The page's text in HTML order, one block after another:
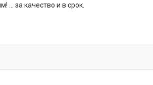
за качество и в срок.